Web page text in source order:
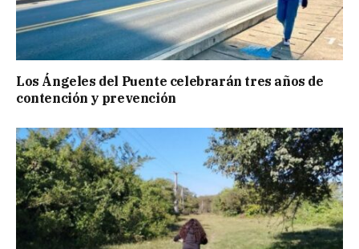
Los Ángeles del Puente celebrarán tres años de
contención y prevención